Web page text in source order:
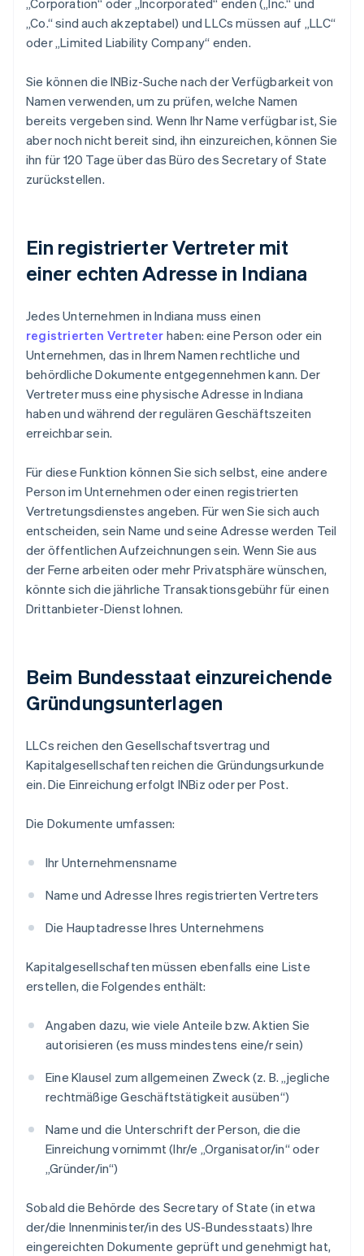
„Corporation“ oder „Incorporated“ enden („Inc.“ und
„Co.“ sind auch akzeptabel) und LLCs müssen auf „LLC“
oder „Limited Liability Company“ enden.
Sie können die INBiz-Suche nach der Verfügbarkeit von
Namen verwenden, um zu prüfen, welche Namen
bereits vergeben sind. Wenn Ihr Name verfügbar ist, Sie
aber noch nicht bereit sind, ihn einzureichen, können Sie
ihn für 120 Tage über das Büro des Secretary of State
zurückstellen.
Ein registrierter Vertreter mit
einer echten Adresse in Indiana
Jedes Unternehmen in Indiana muss einen
registrierten Vertreter haben: eine Person oder ein
Unternehmen, das in Ihrem Namen rechtliche und
behördliche Dokumente entgegennehmen kann. Der
Vertreter muss eine physische Adresse in Indiana
haben und während der regulären Geschäftszeiten
erreichbar sein.
Für diese Funktion können Sie sich selbst, eine andere
Person im Unternehmen oder einen registrierten
Vertretungsdienstes angeben. Für wen Sie sich auch
entscheiden, sein Name und seine Adresse werden Teil
der öffentlichen Aufzeichnungen sein. Wenn Sie aus
der Ferne arbeiten oder mehr Privatsphäre wünschen,
könnte sich die jährliche Transaktionsgebühr für einen
Drittanbieter-Dienst lohnen.
Beim Bundesstaat einzureichende
Gründungsunterlagen
LLCs reichen den Gesellschaftsvertrag und
Kapitalgesellschaften reichen die Gründungsurkunde
ein. Die Einreichung erfolgt INBiz oder per Post.
Die Dokumente umfassen:
Ihr Unternehmensname
Name und Adresse Ihres registrierten Vertreters
Die Hauptadresse Ihres Unternehmens
Kapitalgesellschaften müssen ebenfalls eine Liste
erstellen, die Folgendes enthält:
Angaben dazu, wie viele Anteile bzw. Aktien Sie
autorisieren (es muss mindestens eine/r sein)
Eine Klausel zum allgemeinen Zweck (z. B. „jegliche
rechtmäßige Geschäftstätigkeit ausüben“)
Name und die Unterschrift der Person, die die
Einreichung vornimmt (Ihr/e „Organisator/in“ oder
„Gründer/in“)
Sobald die Behörde des Secretary of State (in etwa
der/die Innenminister/in des US-Bundesstaats) Ihre
eingereichten Dokumente geprüft und genehmigt hat,